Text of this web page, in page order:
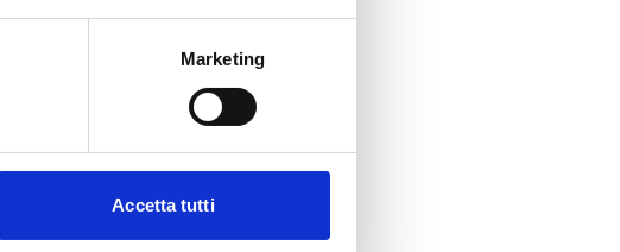
Marketing
Accetta tutti